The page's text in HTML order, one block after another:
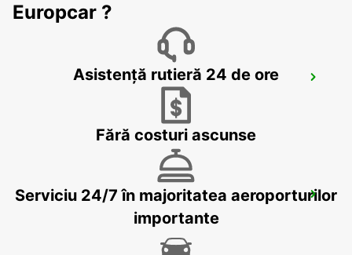
STUTTGART AIRPORT
HEIDENHEIM
HEIDENHEIM - GERMANY
Europcar ?
Asistență rutieră 24 de ore
Fără costuri ascunse
Serviciu 24/7 în majoritatea aeroporturilor
importante